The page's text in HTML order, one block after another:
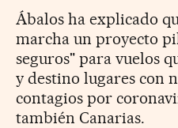
Ábalos ha explicado
marcha un proyecto
seguros" para vuelos
y destino lugares con
contagios por
también Canarias.